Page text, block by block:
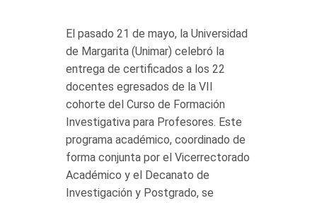
El pasado 21 de mayo, la Universidad
de Margarita (Unimar) celebró la
entrega de certificados a los 22
docentes egresados de la VII
cohorte del Curso de Formación
Investigativa para Profesores. Este
programa académico, coordinado de
forma conjunta por el Vicerrectorado
Académico y el Decanato de
Investigación y Postgrado, se